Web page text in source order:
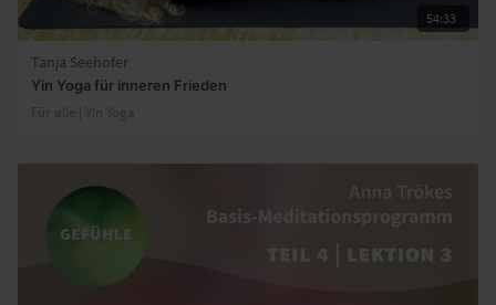
54:33
Tanja Seehofer
Yin Yoga für inneren Frieden
Für alle | Yin Yoga